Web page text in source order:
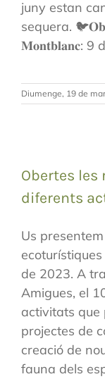
juny estan
sequera.
𝐌𝐨𝐧𝐭𝐛𝐥𝐚𝐧𝐜: 9
Diumenge, 19 de
Obertes les
diferents
Us
de 2023. A
Amigues, el
activitats que
projectes de
creació de
fauna dels